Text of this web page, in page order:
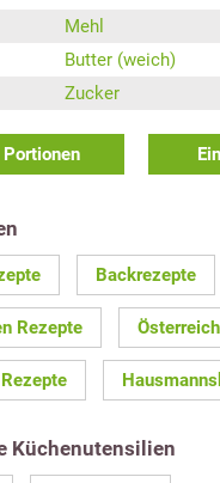
Mehl
Butter (weich)
Zucker
Portionen
Backrezepte
Rezepte
Küchenutensilien